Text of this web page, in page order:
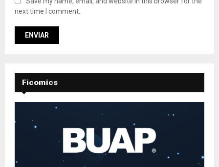
next time I comment.
Ficomics